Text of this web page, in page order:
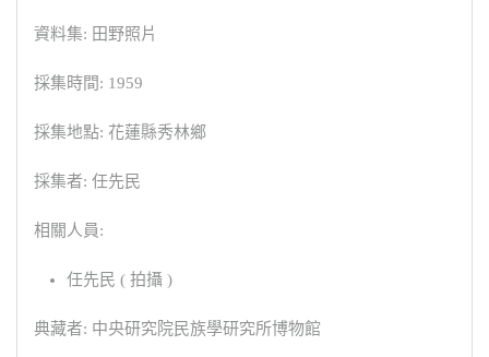
資料集: 田野照片
採集時間: 1959
採集地點: 花蓮縣秀林鄉
採集者: 任先民
相關人員:
任先民 ( 拍攝 )
典藏者: 中央研究院民族學研究所博物館